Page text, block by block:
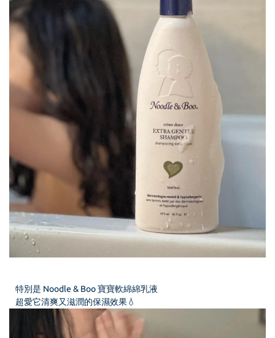
特別是 Noodle & Boo 寶寶軟綿綿乳液
超愛它清爽又滋潤的保濕效果💧